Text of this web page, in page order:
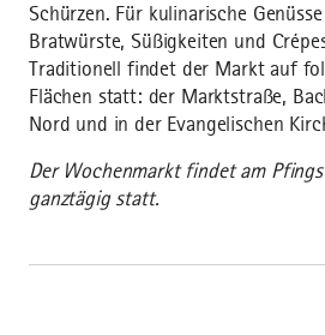
Schürzen. Für kulinarische
Bratwürste, Süßigkeiten und
Traditionell findet der Markt auf
Flächen statt: der Marktstraße,
Nord und in der Evangelischen
Der Wochenmarkt findet am
ganztägig statt.